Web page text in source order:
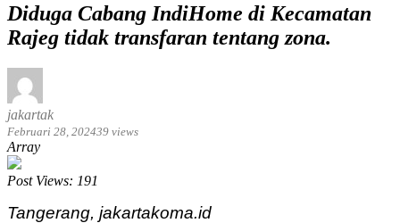
Diduga Cabang IndiHome di Kecamatan
Rajeg tidak transfaran tentang zona.
jakartak
Februari 28, 202439 views
Array
Post Views: 191
Tangerang, jakartakoma.id